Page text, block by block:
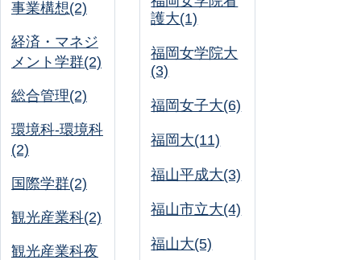
事業構想(2)
経済・マネジ
メント学群(2)
総合管理(2)
環境科-環境科
(2)
国際学群(2)
観光産業科(2)
観光産業科夜
護大(1)
福岡女学院大
(3)
福岡女子大(6)
福岡大(11)
福山平成大(3)
福山市立大(4)
福山大(5)